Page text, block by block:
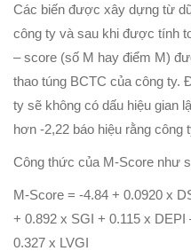
Các biến được xây dựng từ
công ty và sau khi được tính
– score (số M hay điểm M)
thao túng BCTC của công ty.
ty sẽ không có dấu hiệu gian
hơn -2,22 báo hiệu rằng công
Công thức của M-Score như
M-Score = -4.84 + 0.0920 x
+ 0.892 x SGI + 0.115 x DEPI
0.327 x LVGI